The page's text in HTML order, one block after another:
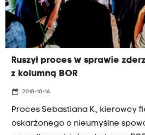
Ruszył proces w sprawie
z kolumną BOR
date_range 2018-10-16
Proces Sebastiana K., kierowcy
oskarżonego o nieumyślne